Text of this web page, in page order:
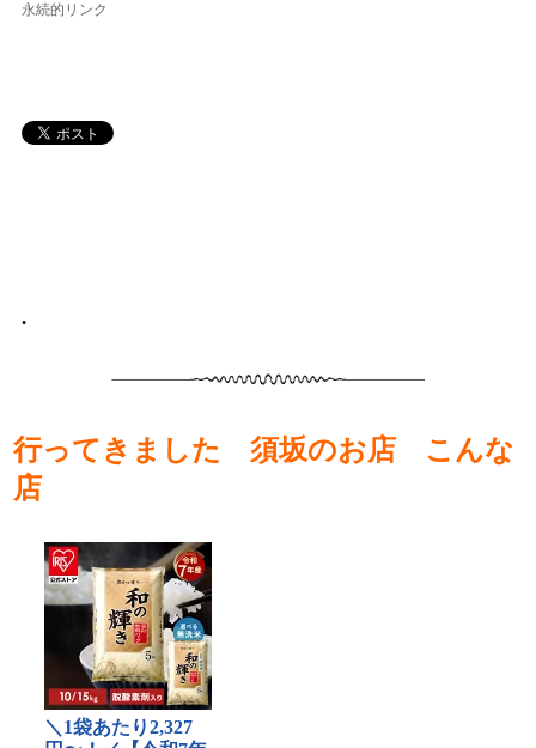
永続的リンク
•
行ってきました 須坂のお店 こんな
店